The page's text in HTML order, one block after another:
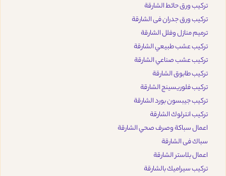
تركيب ورق حائط الشارقة
تركيب ورق جدران فى الشارقة
ترميم منازل وفلل الشارقة
تركيب عشب طبيعي الشارقة
تركيب عشب صناعي الشارقة
تركيب طابوق الشارقة
تركيب فلوريسينج الشارقة
تركيب جيبسون بورد الشارقة
تركيب انترلوك الشارقة
اعمال سباكة وصرف صحي الشارقة
سباك فى الشارقة
اعمال بلاستر الشارقة
تركيب سيراميك بالشارقة